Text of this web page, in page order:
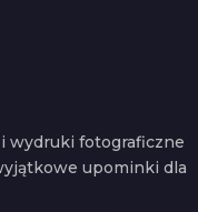
wydruki fotograficzne
upominki dla